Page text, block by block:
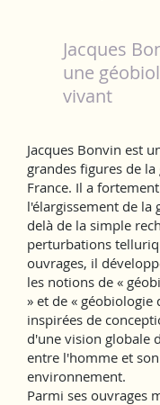
Jacques
une
vivant
Jacques Bonvin est
grandes figures de
France. Il a
l'élargissement de la
delà de la simple
perturbations
ouvrages, il
les notions de «
» et de « géobiologie
inspirées de
d'une vision globale
entre l'homme et son
environnement.
Parmi ses ouvrages